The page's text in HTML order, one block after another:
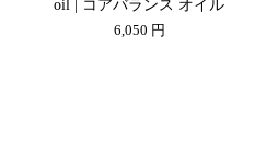
oil | コアバランス オイル
6,050 円